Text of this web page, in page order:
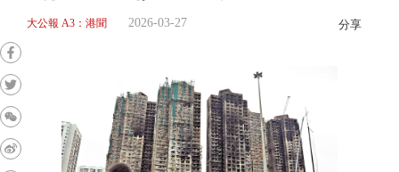
大公報 A3：港聞 2026-03-27 分享